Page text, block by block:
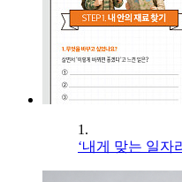
1.
‘내게 맞는 일자